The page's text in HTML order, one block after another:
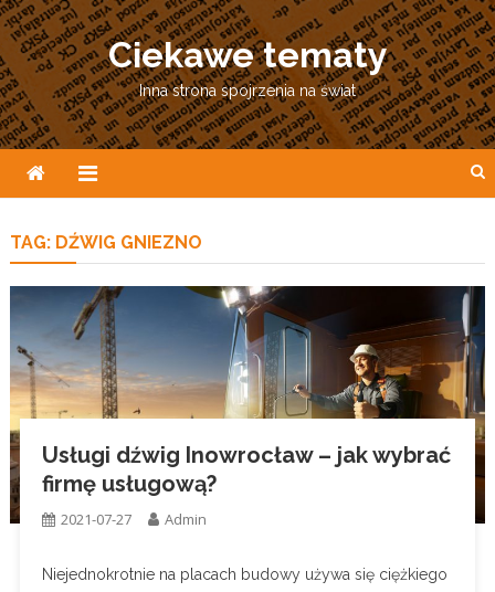
Skip
to
content
Ciekawe tematy
Inna strona spojrzenia na świat
TAG: DŹWIG GNIEZNO
Usługi dźwig Inowrocław – jak wybrać
firmę usługową?
2021-07-27 Admin
Niejednokrotnie na placach budowy używa się ciężkiego